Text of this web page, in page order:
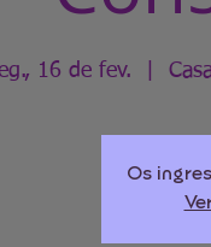
16 de fev.
Os